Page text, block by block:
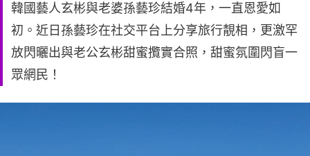
韓國藝人玄彬與老婆孫藝珍結婚4年，一直恩愛如
初。近日孫藝珍在社交平台上分享旅行靚相，更激罕
放閃曬出與老公玄彬甜蜜攬實合照，甜蜜氛圍閃盲一
眾網民！